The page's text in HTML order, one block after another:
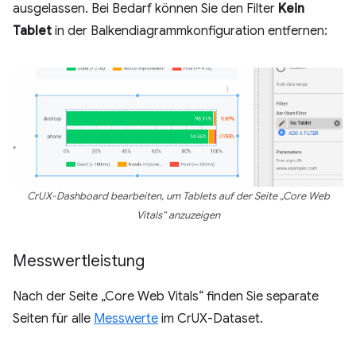
ausgelassen. Bei Bedarf können Sie den Filter Kein
Tablet in der Balkendiagrammkonfiguration entfernen:
CrUX-Dashboard bearbeiten, um Tablets auf der Seite „Core Web
Vitals“ anzuzeigen
Messwertleistung
Nach der Seite „Core Web Vitals“ finden Sie separate
Seiten für alle Messwerte im CrUX-Dataset.